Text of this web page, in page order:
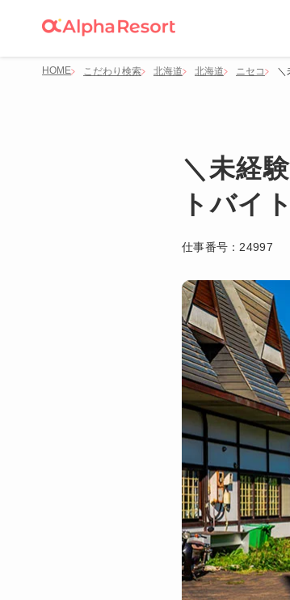
HOME こだわり検索 北海道 北海道 ニセコ ＼
＼未経
トバイ
仕事番号： 24997